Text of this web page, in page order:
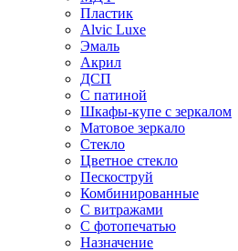
Пластик
Alvic Luxe
Эмаль
Акрил
ДСП
С патиной
Шкафы-купе с зеркалом
Матовое зеркало
Стекло
Цветное стекло
Пескоструй
Комбинированные
С витражами
С фотопечатью
Назначение